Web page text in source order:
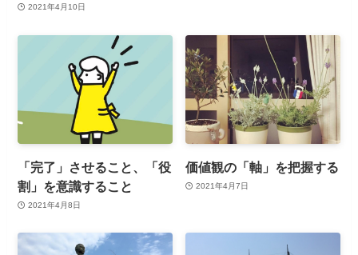
2021年4月10日
「完了」させること、「役
割」を意識すること
2021年4月8日
価値観の「軸」を把握する
2021年4月7日